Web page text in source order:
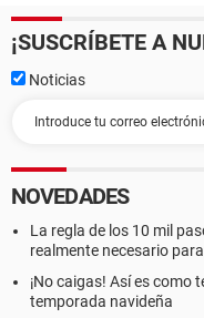
¡SUSCRÍBETE A
Noticias
NOVEDADES
La regla de los 10 mil
realmente necesario
¡No caigas! Así es como
temporada navideña